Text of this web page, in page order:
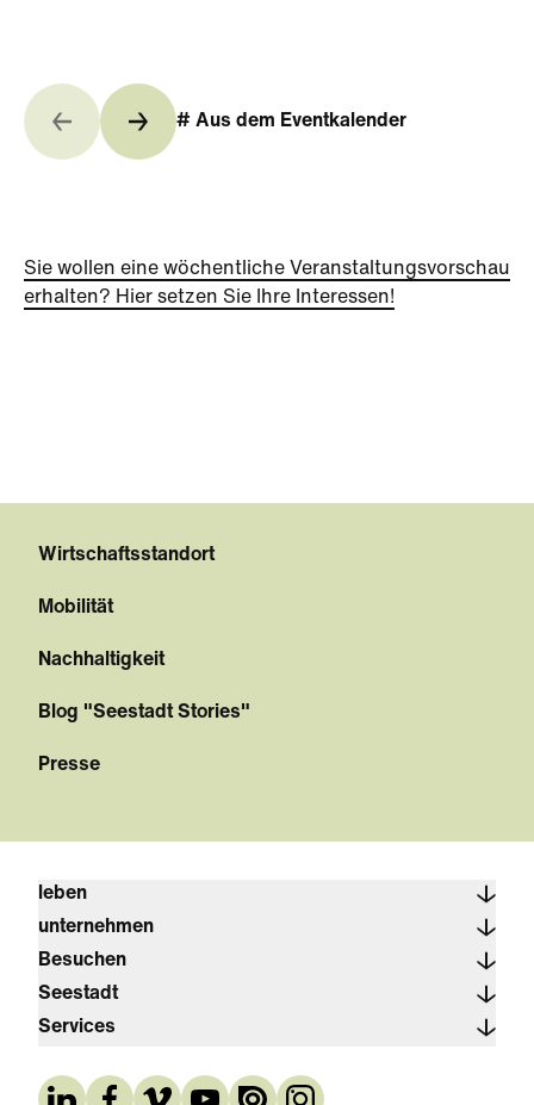
# Aus dem Eventkalender
Sie wollen eine wöchentliche Veranstaltungsvorschau
erhalten? Hier setzen Sie Ihre Interessen!
Wirtschaftsstandort
Mobilität
Nachhaltigkeit
Blog "Seestadt Stories"
Presse
leben
unternehmen
Besuchen
Seestadt
Services